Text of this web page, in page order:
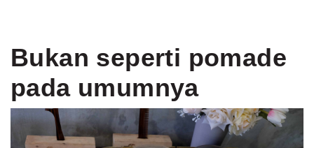
Bukan seperti pomade
pada umumnya